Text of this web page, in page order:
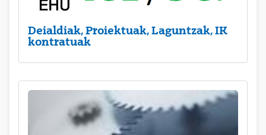
Deialdiak, Proiektuak, Laguntzak, IK
kontratuak